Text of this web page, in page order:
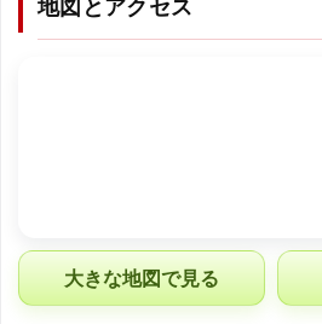
大きな地図で見る